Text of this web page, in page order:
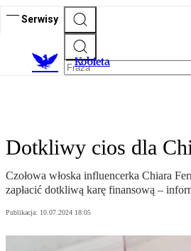
Serwisy
Kobieta
Dotkliwy cios dla
Czołowa włoska influencerka Chiara
zapłacić dotkliwą karę finansową –
Publikacja: 10.07.2024 18:05